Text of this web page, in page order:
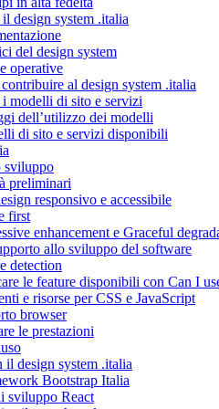
design system .italia
del design system
operative
al design system .italia
modelli di sito e servizi
dell’utilizzo dei modelli
di sito e servizi disponibili
sviluppo
preliminari
responsivo e accessibile
first
enhancement e Graceful
allo sviluppo del software
detection
le feature disponibili con Can I
e risorse per CSS e JavaScript
browser
le prestazioni
il design system .italia
Bootstrap Italia
sviluppo React